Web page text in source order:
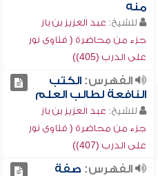
منه
للشيخ: عبد العزيز بن باز
جزء من محاضرة ( فتاوى نور
على الدرب (405))
الفهرس:الكتب
النافعة لطالب العلم
للشيخ: عبد العزيز بن باز
جزء من محاضرة ( فتاوى نور
على الدرب (407))
الفهرس: صفة